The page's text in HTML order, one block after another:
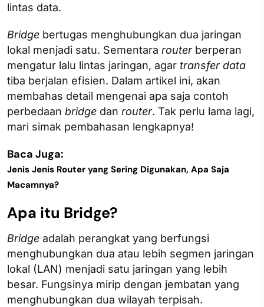
lintas data.
Bridge bertugas menghubungkan dua jaringan
lokal menjadi satu. Sementara router berperan
mengatur lalu lintas jaringan, agar transfer data
tiba berjalan efisien. Dalam artikel ini, akan
membahas detail mengenai apa saja contoh
perbedaan bridge dan router. Tak perlu lama lagi,
mari simak pembahasan lengkapnya!
Baca Juga:
Jenis Jenis Router yang Sering Digunakan, Apa Saja
Macamnya?
Apa itu Bridge?
Bridge adalah perangkat yang berfungsi
menghubungkan dua atau lebih segmen jaringan
lokal (LAN) menjadi satu jaringan yang lebih
besar. Fungsinya mirip dengan jembatan yang
menghubungkan dua wilayah terpisah.